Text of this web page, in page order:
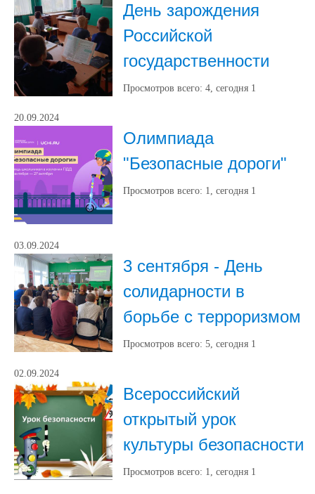
День зарождения
Российской
государственности
Просмотров всего: 4, сегодня 1
20.09.2024
Олимпиада
"Безопасные дороги"
Просмотров всего: 1, сегодня 1
03.09.2024
3 сентября - День
солидарности в
борьбе с терроризмом
Просмотров всего: 5, сегодня 1
02.09.2024
Всероссийский
открытый урок
культуры безопасности
Просмотров всего: 1, сегодня 1